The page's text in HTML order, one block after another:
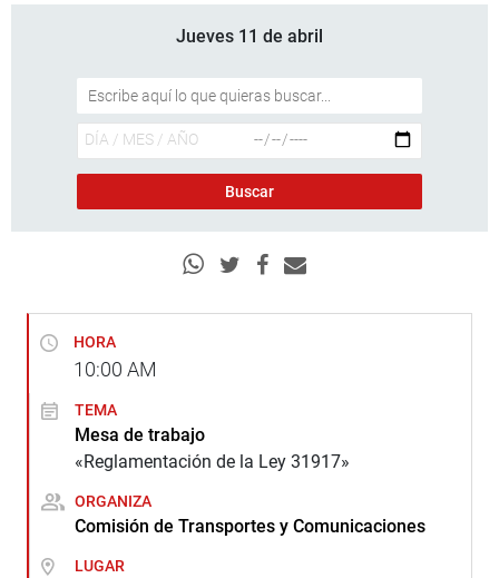
Jueves 11 de abril
HORA
10:00 AM
TEMA
Mesa de trabajo
«Reglamentación de la Ley 31917»
ORGANIZA
Comisión de Transportes y Comunicaciones
LUGAR